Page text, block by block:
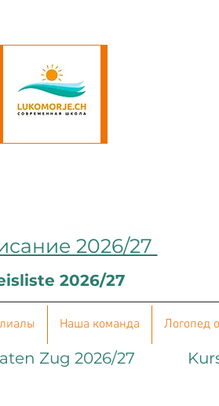
2026/27
2026/27
Наша команда Логопед
Zug 2026/27